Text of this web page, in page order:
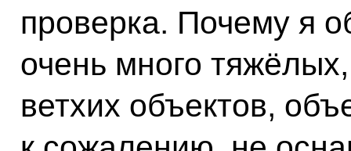
проверка. Почему я
очень много
ветхих объектов,